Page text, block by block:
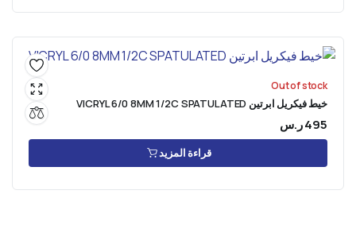
Out of stock
خيط فيكريل ابرتين VICRYL 6/0 8MM 1/2C SPATULATED
495ر.س
قراءة المزيد